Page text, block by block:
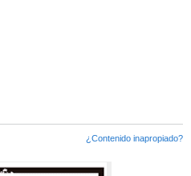
¿Contenido inapropiado?